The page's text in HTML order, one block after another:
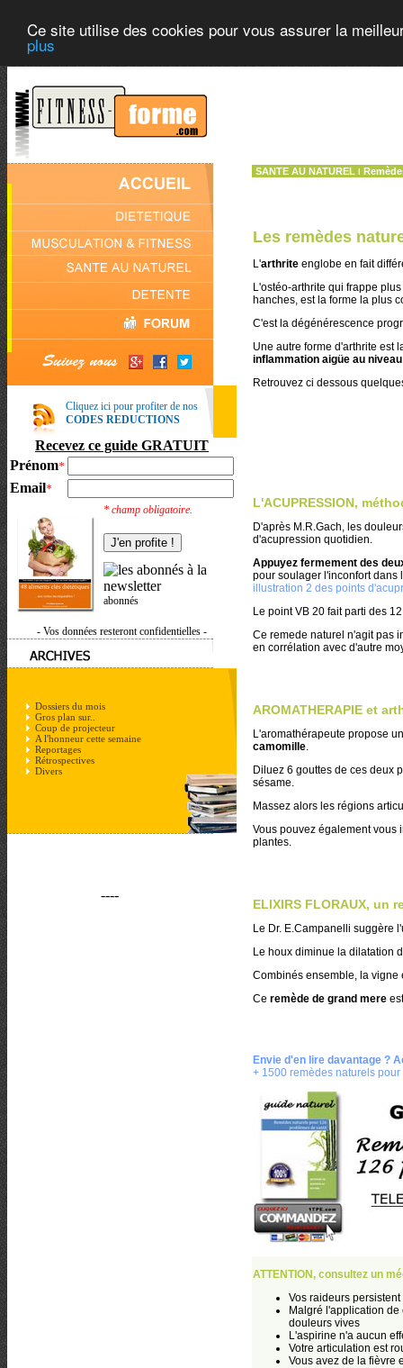
Ce site utilise des cookies pour vous assurer la
plus
Cliquez ici pour profiter de nos
CODES REDUCTIONS
Recevez ce guide GRATUIT
Prénom*
Email*
* champ obligatoire.
abonnés
- Vos données resteront confidentielles -
Dossiers du mois
Gros plan sur..
Coup de projecteur
A l'honneur cette semaine
Reportages
Rétrospectives
Divers
----
SANTE AU NATUREL
Les remèdes
L'arthrite englobe en fait
L'ostéo-arthrite qui frappe
hanches, est la forme la plus
C'est la dégénérescence
Une autre forme d'arthrite est
inflammation aigüe au
Retrouvez ci dessous
L'ACUPRESSION,
D'après M.R.Gach, les
d'acupression quotidien.
Appuyez fermement des
pour soulager l'inconfort
illustration 2 des points
Le point VB 20 fait parti des
Ce remede naturel n'agit pas
en corrélation avec d'autre
AROMATHERAPIE et
L'aromathérapeute propose
camomille
Diluez 6 gouttes de ces deux
sésame.
Massez alors les régions
Vous pouvez également vous
plantes.
ELIXIRS FLORAUX, un
Le Dr. E.Campanelli suggère
Le houx diminue la dilatation
Combinés ensemble, la
Ce remède de grand mere
Envie d'en lire davantage ?
+ 1500 remèdes naturels
ATTENTION, consultez un
Vos raideurs
Malgré l'application
douleurs vives
L'aspirine n'a aucun
Votre articulation est
Vous avez de la fièvre